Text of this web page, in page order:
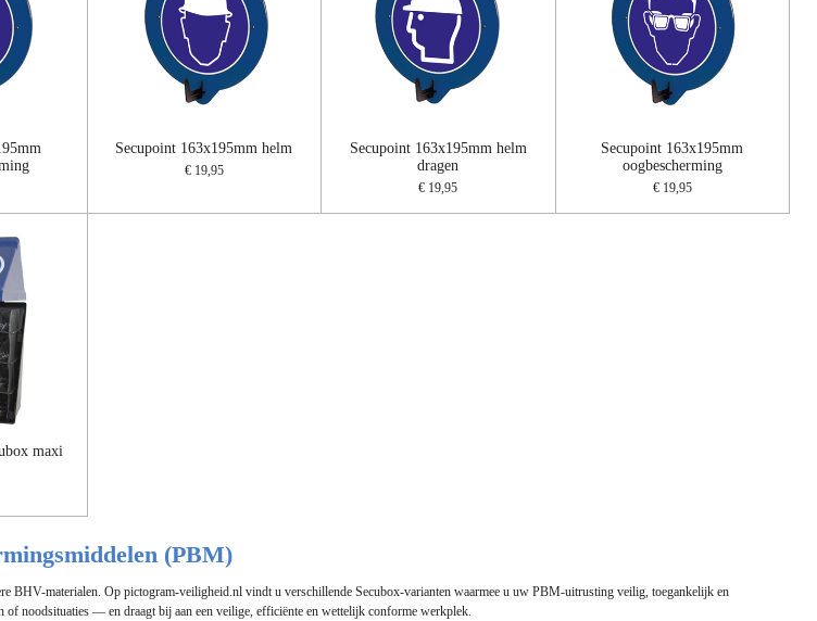
Secupoint 163x195mm helm
€ 19,95
Secupoint 163x195mm helm
dragen
€ 19,95
Secupoint 163x195mm
oogbescherming
€ 19,95
maxi
(PBM)
BHV-materialen. Op pictogram-veiligheid.nl vindt u verschillende Secubox-varianten waarmee u uw PBM-uitrusting veilig, toegankelijk en
noodsituaties — en draagt bij aan een veilige, efficiënte en wettelijk conforme werkplek.